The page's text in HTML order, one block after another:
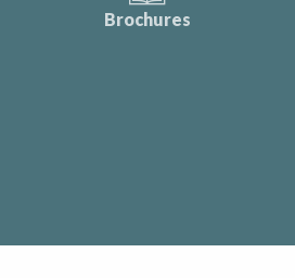
Brochures